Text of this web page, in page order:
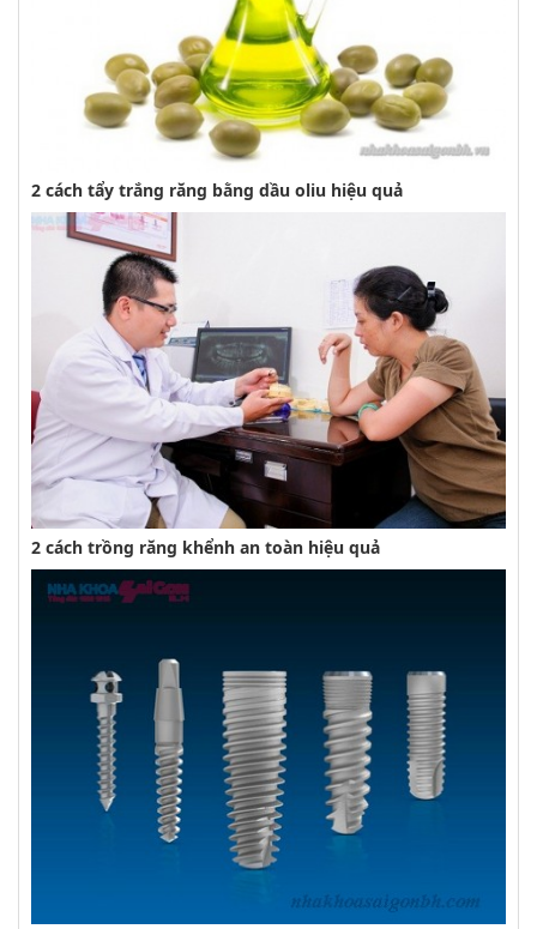
2 cách tẩy trắng răng bằng dầu oliu hiệu quả
2 cách trồng răng khểnh an toàn hiệu quả